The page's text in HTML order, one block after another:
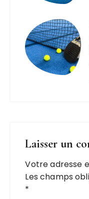
Laisser un
Votre adresse
Les champs
*